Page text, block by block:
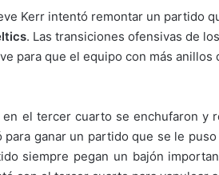
Kerr intentó remontar un partido
. Las transiciones ofensivas de
para que el equipo con más
en el tercer cuarto se enchufaron y
para ganar un partido que se le
siempre pegan un bajón